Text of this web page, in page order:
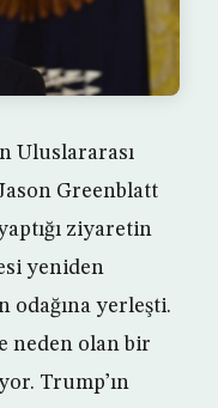
Uluslararası
Greenblatt
ziyaretin
yeniden
odağına yerleşti.
neden olan bir
Trump’ın